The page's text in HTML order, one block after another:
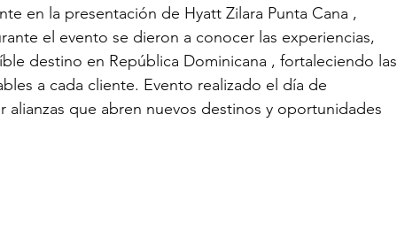
en la presentación de Hyatt Zilara Punta Cana ,
el evento se dieron a conocer las experiencias,
destino en República Dominicana , fortaleciendo las
a cada cliente. Evento realizado el día de
alianzas que abren nuevos destinos y oportunidades